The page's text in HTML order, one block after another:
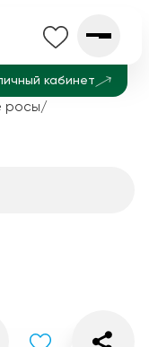
кабинет
росы/